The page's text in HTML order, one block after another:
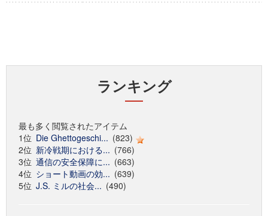
ランキング
最も多く閲覧されたアイテム
1位 Die Ghettogeschi... (823)
2位 新冷戦期における... (766)
3位 通信の安全保障に... (663)
4位 ショート動画の効... (639)
5位 J.S. ミルの社会... (490)